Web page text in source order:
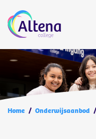
Home / Onderwijsaanbod /